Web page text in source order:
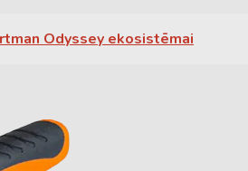
Odyssey ekosistēmai